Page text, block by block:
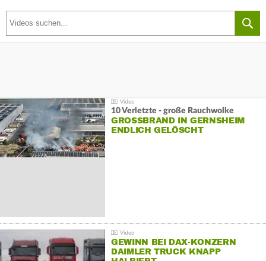
10 Verletzte - große Rauchwolke
GROSSBRAND IN GERNSHEIM E
NDLICH GELÖSCHT
GEWINN BEI DAX-KONZERN
DAIMLER TRUCK KNAPP